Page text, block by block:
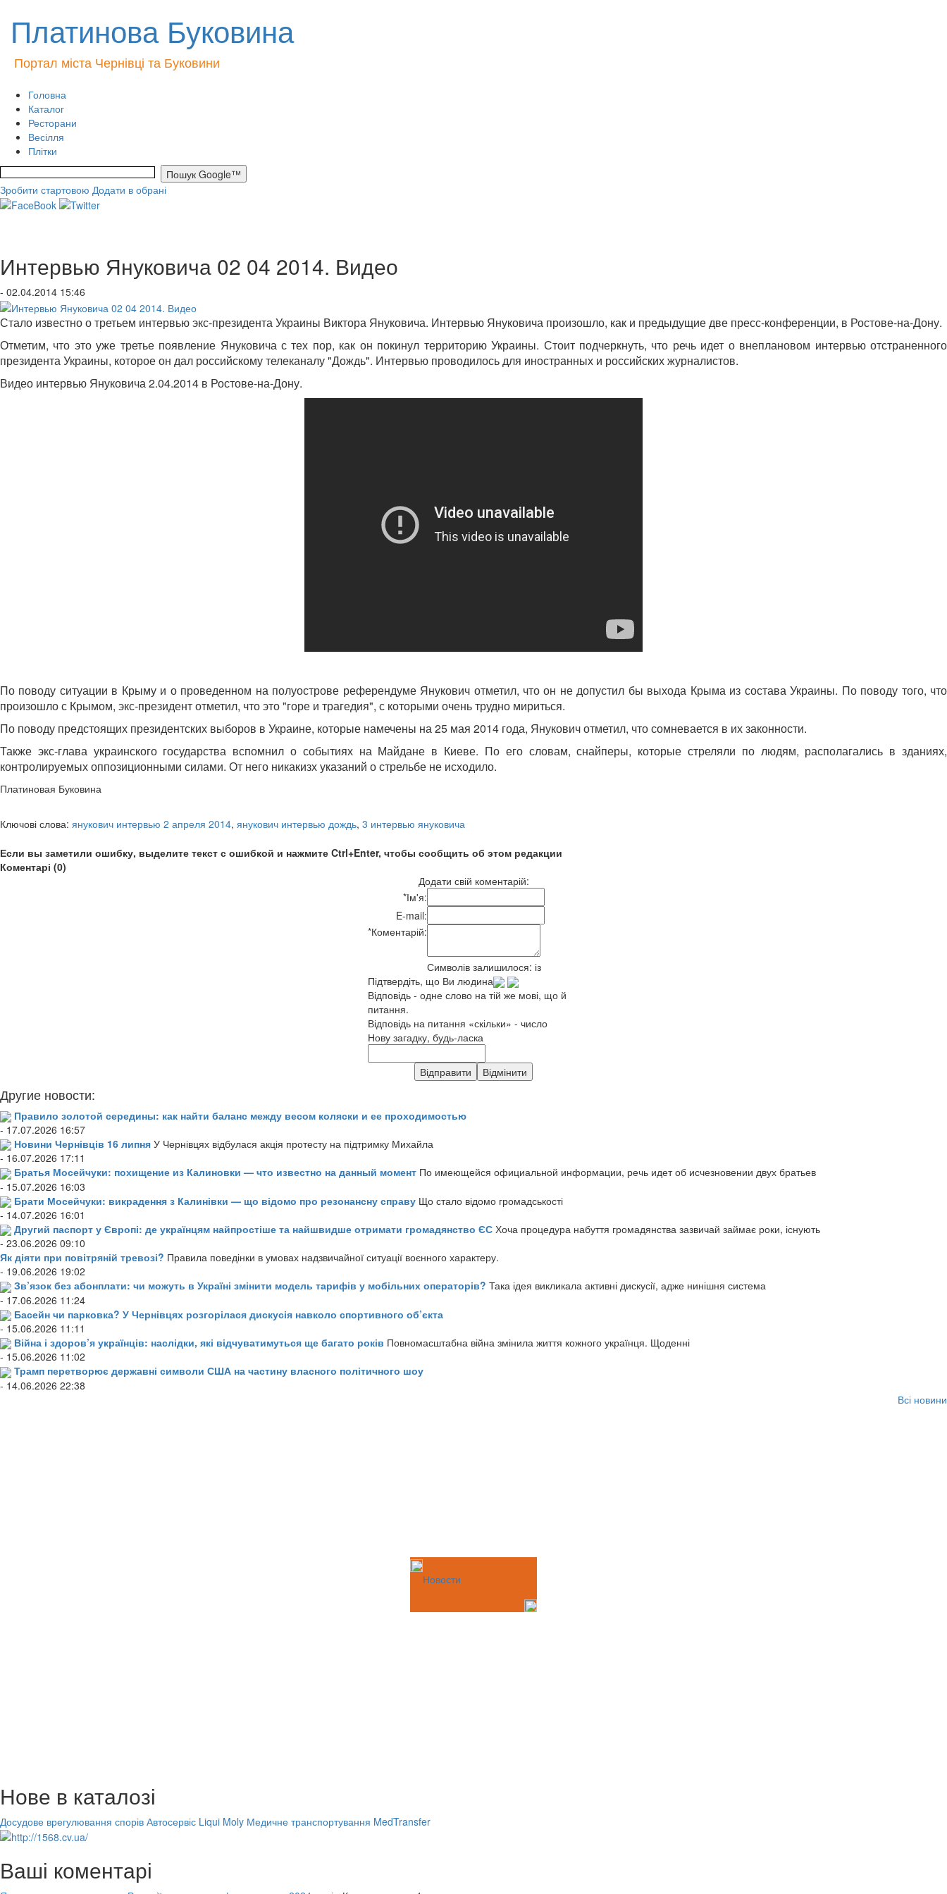
Платинова Буковина
Портал міста Чернівці та Буковини
Головна
Каталог
Ресторани
Весілля
Плітки
Зробити стартовою Додати в обрані
Интервью Януковича 02 04 2014. Видео
- 02.04.2014 15:46
Стало известно о третьем интервью экс-президента Украины Виктора Януковича. Интервью Януковича произошло, как и предыдущие две пресс-конференции, в Ростове-на-Дону.
Отметим, что это уже третье появление Януковича с тех пор, как он покинул территорию Украины. Стоит подчеркнуть, что речь идет о внеплановом интервью отстраненного
президента Украины, которое он дал российскому телеканалу "Дождь". Интервью проводилось для иностранных и российских журналистов.
Видео интервью Януковича 2.04.2014 в Ростове-на-Дону.
По поводу ситуации в Крыму и о проведенном на полуострове референдуме Янукович отметил, что он не допустил бы выхода Крыма из состава Украины. По поводу того, что
произошло с Крымом, экс-президент отметил, что это "горе и трагедия", с которыми очень трудно мириться.
По поводу предстоящих президентских выборов в Украине, которые намечены на 25 мая 2014 года, Янукович отметил, что сомневается в их законности.
Также экс-глава украинского государства вспомнил о событиях на Майдане в Киеве. По его словам, снайперы, которые стреляли по людям, располагались в зданиях,
контролируемых оппозиционными силами. От него никакизх указаний о стрельбе не исходило.
Платиновая Буковина
Ключові слова: янукович интервью 2 апреля 2014, янукович интервью дождь, 3 интервью януковича
Если вы заметили ошибку, выделите текст с ошибкой и нажмите Ctrl+Enter, чтобы сообщить об этом редакции
Коментарі (0)
Додати свій коментарій:
*Ім'я:
E-mail:
*Коментарій:
Символів залишилося: із
Підтвердіть, що Ви людина
Відповідь - одне слово на тій же мові, що й
питання.
Відповідь на питання «скільки» - число
Нову загадку, будь-ласка
Другие новости:
Правило золотой середины: как найти баланс между весом коляски и ее проходимостью
- 17.07.2026 16:57
Новини Чернівців 16 липня У Чернівцях відбулася акція протесту на підтримку Михайла
- 16.07.2026 17:11
Братья Мосейчуки: похищение из Калиновки — что известно на данный момент По имеющейся официальной информации, речь идет об исчезновении двух братьев
- 15.07.2026 16:03
Брати Мосейчуки: викрадення з Калинівки — що відомо про резонансну справу Що стало відомо громадськості
- 14.07.2026 16:01
Другий паспорт у Європі: де українцям найпростіше та найшвидше отримати громадянство ЄС Хоча процедура набуття громадянства зазвичай займає роки, існують
- 23.06.2026 09:10
Як діяти при повітряній тревозі? Правила поведінки в умовах надзвичайної ситуації воєнного характеру.
- 19.06.2026 19:02
Зв’язок без абонплати: чи можуть в Україні змінити модель тарифів у мобільних операторів? Така ідея викликала активні дискусії, адже нинішня система
- 17.06.2026 11:24
Басейн чи парковка? У Чернівцях розгорілася дискусія навколо спортивного об’єкта
- 15.06.2026 11:11
Війна і здоров’я українців: наслідки, які відчуватимуться ще багато років Повномасштабна війна змінила життя кожного українця. Щоденні
- 15.06.2026 11:02
Трамп перетворює державні символи США на частину власного політичного шоу
- 14.06.2026 22:38
Всі новини
Новости
Нове в каталозі
Досудове врегулювання спорів Автосервіс Liqui Moly Медичне транспортування MedTransfer
Ваші коментарі